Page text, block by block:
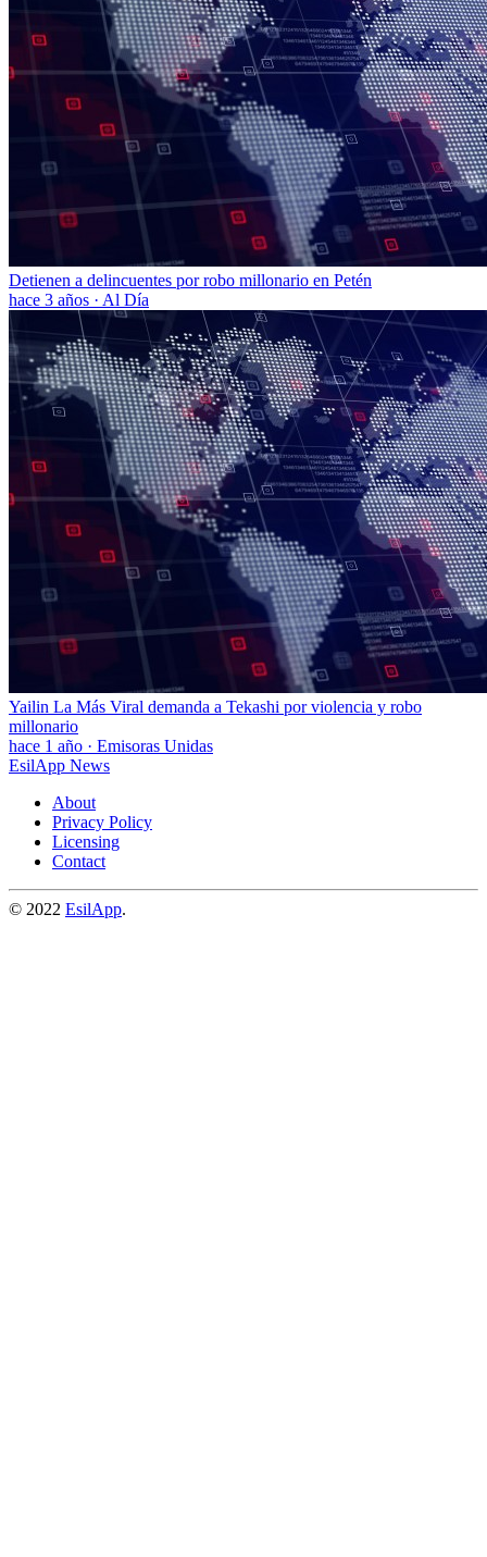
Detienen a delincuentes por robo millonario en Petén
hace 3 años · Al Día
Yailin La Más Viral demanda a Tekashi por violencia y robo
millonario
hace 1 año · Emisoras Unidas
EsilApp News
About
Privacy Policy
Licensing
Contact
© 2022 EsilApp.